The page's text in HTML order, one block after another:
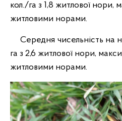
кол./га з 1,8 житлової нори,
житловими норами.
Середня чисельність на
га з 2,6 житлової нори,
житловими норами.